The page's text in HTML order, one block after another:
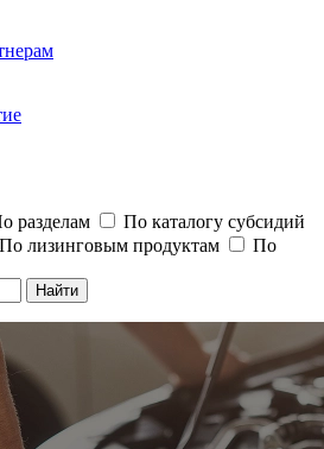
разделам
По каталогу субсидий
По лизинговым продуктам
По
Найти